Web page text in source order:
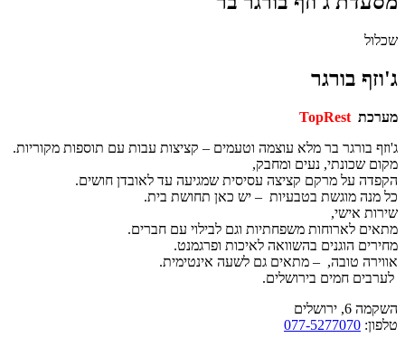
בורגר
TopRest
בורגר בר מלא עוצמה וטעמים – קציצות עבות עם תוספות מקוריות.
שכונתי, נעים ומחבק,
על מרקם קציצה עסיסית שמגיעה עד לאובדן חושים.
מוגשת בטבעיות – יש כאן תחושת בית.
אישי,
לארוחות משפחתיות וגם לבילוי עם חברים.
הוגנים בהשוואה לאיכות ופרגמנט.
טובה, – מתאים גם לשעה אינטימית.
חמים בירושלים.
077-5277070